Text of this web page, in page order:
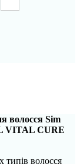
волосся Sim
VITAL CURE
типів волосся